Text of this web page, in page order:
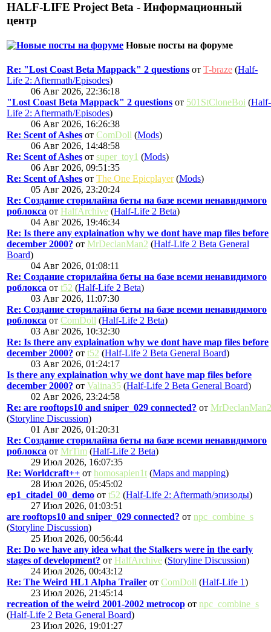
HALF-LIFE Project Beta - Информационный
центр
Новые посты на форуме
Re: "Lost Coast Beta Mappack" 2 questions от T-braze (Half-
Life 2: Aftermath/Episodes)
06 Авг 2026, 22:36:18
"Lost Coast Beta Mappack" 2 questions от 501StCloneBoi (Half-
Life 2: Aftermath/Episodes)
06 Авг 2026, 16:26:38
Re: Scent of Ashes от ComDoll (Mods)
06 Авг 2026, 14:48:58
Re: Scent of Ashes от super_toy1 (Mods)
06 Авг 2026, 09:51:35
Re: Scent of Ashes от The One Epicplayer(Mods)
05 Авг 2026, 23:20:24
Re: Создание сторилайна беты на базе всеми ненавидимого
роблокса от HalfArchive (Half-Life 2 Beta)
04 Авг 2026, 19:46:34
Re: Is there any explaination why we dont have map files before
december 2000? от MrDeclanMan2 (Half-Life 2 Beta General
Board)
04 Авг 2026, 01:08:11
Re: Создание сторилайна беты на базе всеми ненавидимого
роблокса от t52 (Half-Life 2 Beta)
03 Авг 2026, 11:07:30
Re: Создание сторилайна беты на базе всеми ненавидимого
роблокса от ComDoll (Half-Life 2 Beta)
03 Авг 2026, 10:32:30
Re: Is there any explaination why we dont have map files before
december 2000? от t52 (Half-Life 2 Beta General Board)
03 Авг 2026, 01:24:17
Is there any explaination why we dont have map files before
december 2000? от Valina35 (Half-Life 2 Beta General Board)
02 Авг 2026, 23:24:58
Re: are rooftops10 and sniper_029 connected? от MrDeclanMan2
(Storyline Discussion)
01 Авг 2026, 01:20:31
Re: Создание сторилайна беты на базе всеми ненавидимого
роблокса от MrTim (Half-Life 2 Beta)
29 Июл 2026, 16:07:35
Re: Worldcraft++ от homosapien1t (Maps and mapping)
28 Июл 2026, 05:45:02
ep1_citadel_00_demo от t52 (Half-Life 2: Aftermath/эпизоды)
27 Июл 2026, 01:03:51
are rooftops10 and sniper_029 connected? от npc_combine_s
(Storyline Discussion)
25 Июл 2026, 00:56:44
Re: Do we have any idea what the Stalkers were in the early
stages of development? от HalfArchive (Storyline Discussion)
24 Июл 2026, 00:43:12
Re: The Weird HL1 Alpha Trailer от ComDoll (Half-Life 1)
23 Июл 2026, 21:45:14
recreation of the weird 2001-2002 metrocop от npc_combine_s
(Half-Life 2 Beta General Board)
23 Июл 2026, 19:01:27